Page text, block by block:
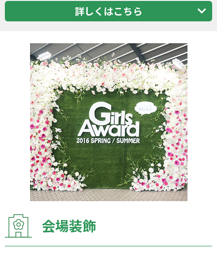
詳しくはこちら
会場装飾